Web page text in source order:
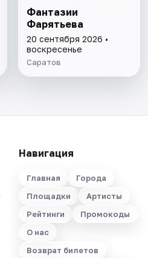
Фантазии
Фарятьева
20 сентября 2026 •
воскресенье
Саратов
Навигация
Главная
Города
Площадки
Артисты
Рейтинги
Промокоды
О нас
Возврат билетов